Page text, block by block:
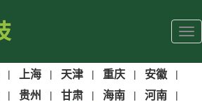
| 上海 | 天津 | 重庆 | 安徽 |
| 贵州 | 甘肃 | 海南 | 河南 |